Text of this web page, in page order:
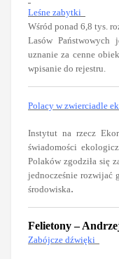
Leśne zabytki
Wśród ponad 6,8 tys.
Lasów Państwowych
uznanie za cenne
wpisanie do rejestru.
Polacy w zwierciadle
Instytut na rzecz
świadomości
Polaków zgodziła się
jednocześnie rozwijać
środowiska.
Felietony –
Zabójcze dźwięki